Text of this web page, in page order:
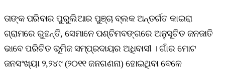
ତାଙ୍କ ପରିବାର ପୁରୁଲିଆର ପୁଞ୍ଚା ବ୍ଲକ ଅନ୍ତର୍ଗତ କାଇରା
ଗ୍ରାମରେ ରୁହନ୍ତି, ସେମାନେ ପଶ୍ଚିମବଙ୍ଗରେ ଅନୁସୂଚିତ ଜନଜାତି
ଭାବେ ପରିଚିତ ଭୂମିଜ ସମ୍ପ୍ରଦାୟର ଅଧିବାସୀ । ଗାଁର ମୋଟ
ଜନସଂଖ୍ୟା ୨,୨୪୯ (୨୦୧୧ ଜନଗଣନା) ହୋଇଥିବା ବେଳେ